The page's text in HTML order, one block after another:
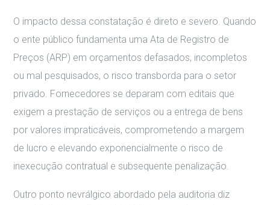
O impacto dessa constatação é direto e severo. Quando
o ente público fundamenta uma Ata de Registro de
Preços (ARP) em orçamentos defasados, incompletos
ou mal pesquisados, o risco transborda para o setor
privado. Fornecedores se deparam com editais que
exigem a prestação de serviços ou a entrega de bens
por valores impraticáveis, comprometendo a margem
de lucro e elevando exponencialmente o risco de
inexecução contratual e subsequente penalização.
Outro ponto nevrálgico abordado pela auditoria diz